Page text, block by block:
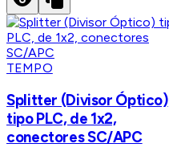
TEMPO
Splitter (Divisor Óptico)
tipo PLC, de 1x2,
conectores SC/APC